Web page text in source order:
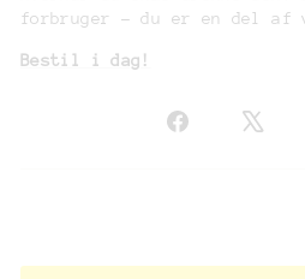
forbruger – du er en del af
Bestil i dag!